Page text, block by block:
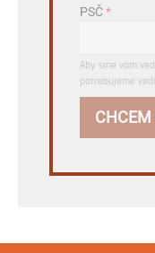
PSČ*
Aby sme vám
potrebujeme